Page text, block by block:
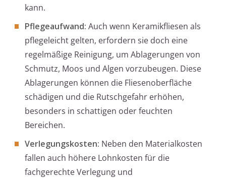
kann.
Pflegeaufwand: Auch wenn Keramikfliesen als
pflegeleicht gelten, erfordern sie doch eine
regelmäßige Reinigung, um Ablagerungen von
Schmutz, Moos und Algen vorzubeugen. Diese
Ablagerungen können die Fliesenoberfläche
schädigen und die Rutschgefahr erhöhen,
besonders in schattigen oder feuchten
Bereichen.
Verlegungskosten: Neben den Materialkosten
fallen auch höhere Lohnkosten für die
fachgerechte Verlegung und